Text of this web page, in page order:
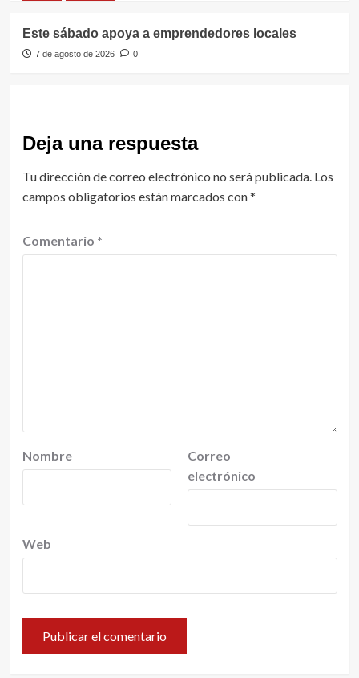
Este sábado apoya a emprendedores locales
7 de agosto de 2026 0
Deja una respuesta
Tu dirección de correo electrónico no será publicada. Los
campos obligatorios están marcados con*
Comentario *
Nombre
Correo
electrónico
Web